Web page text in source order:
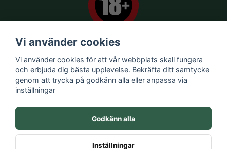
Försäljningsvillkor
Kontakta oss
Om oss
Varumärken
Nytt pris
Nya Produkter
Vi använder cookies
Vi använder cookies för att vår webbplats skall fungera
och erbjuda dig bästa upplevelse. Bekräfta ditt samtycke
genom att trycka på godkänn alla eller anpassa via
inställningar
Godkänn alla
Inställningar